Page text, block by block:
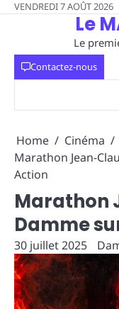
SkipVENDREDI 7 AOÛT 2026
Contactez-nous
Le
Le
Home
Cinéma
Marathon Jean-
Action
Marathon
Damme
30 juillet 2025